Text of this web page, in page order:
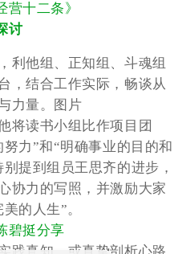
十二条》
讨
利他组、正知组、斗魂组
，结合工作实际，畅谈从
力量。图片
将读书小组比作项目团
力”和“明确事业的目的和
提到组员王思齐的进步，
协力的写照，并激励大家
的人生”。
碧挺分享